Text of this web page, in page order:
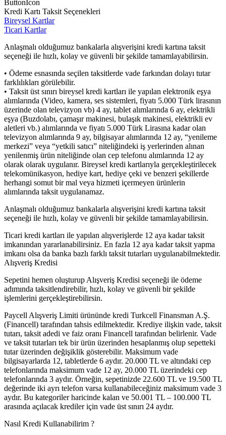
ButtonIcon
Kredi Kartı Taksit Seçenekleri
Bireysel Kartlar
Ticari Kartlar
Anlaşmalı olduğumuz bankalarla alışverişini kredi kartına taksit
seçeneği ile hızlı, kolay ve güvenli bir şekilde tamamlayabilirsin.
• Ödeme esnasında seçilen taksitlerde vade farkından dolayı tutar
farklılıkları görülebilir.
• Taksit üst sınırı bireysel kredi kartları ile yapılan elektronik eşya
alımlarında (Video, kamera, ses sistemleri, fiyatı 5.000 Türk lirasının
üzerinde olan televizyon vb) 4 ay, tablet alımlarında 6 ay, elektrikli
eşya (Buzdolabı, çamaşır makinesi, bulaşık makinesi, elektrikli ev
aletleri vb.) alımlarında ve fiyatı 5.000 Türk Lirasına kadar olan
televizyon alımlarında 9 ay, bilgisayar alımlarında 12 ay, “yenileme
merkezi” veya “yetkili satıcı” niteliğindeki iş yerlerinden alınan
yenilenmiş ürün niteliğinde olan cep telefonu alımlarında 12 ay
olarak olarak uygulanır. Bireysel kredi kartlarıyla gerçekleştirilecek
telekomünikasyon, hediye kart, hediye çeki ve benzeri şekillerde
herhangi somut bir mal veya hizmeti içermeyen ürünlerin
alımlarında taksit uygulanamaz.
Anlaşmalı olduğumuz bankalarla alışverişini kredi kartına taksit
seçeneği ile hızlı, kolay ve güvenli bir şekilde tamamlayabilirsin.
Ticari kredi kartları ile yapılan alışverişlerde 12 aya kadar taksit
imkanından yararlanabilirsiniz. En fazla 12 aya kadar taksit yapma
imkanı olsa da banka bazlı farklı taksit tutarları uygulanabilmektedir.
Alışveriş Kredisi
Sepetini hemen oluşturup Alışveriş Kredisi seçeneği ile ödeme
adımında taksitlendirebilir, hızlı, kolay ve güvenli bir şekilde
işlemlerini gerçekleştirebilirsin.
Paycell Alışveriş Limiti ürününde kredi Turkcell Finansman A.Ş.
(Financell) tarafından tahsis edilmektedir. Krediye ilişkin vade, taksit
tutarı, taksit adedi ve faiz oranı Financell tarafından belirlenir. Vade
ve taksit tutarları tek bir ürün üzerinden hesaplanmış olup sepetteki
tutar üzerinden değişiklik gösterebilir. Maksimum vade
bilgisayarlarda 12, tabletlerde 6 aydır. 20.000 TL ve altındaki cep
telefonlarında maksimum vade 12 ay, 20.000 TL üzerindeki cep
telefonlarında 3 aydır. Örneğin, sepetinizde 22.600 TL ve 19.500 TL
değerinde iki ayrı telefon varsa kullanabileceğiniz maksimum vade 3
aydır. Bu kategoriler haricinde kalan ve 50.001 TL – 100.000 TL
arasında açılacak krediler için vade üst sınırı 24 aydır.
Nasıl Kredi Kullanabilirim ?